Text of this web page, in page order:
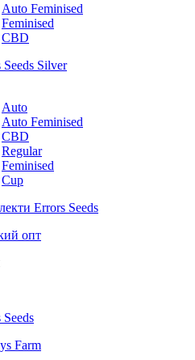
Auto Feminised
Feminised
CBD
Seeds Silver
Auto
Auto Feminised
CBD
Regular
Feminised
Cup
Errors Seeds
опт
Farm